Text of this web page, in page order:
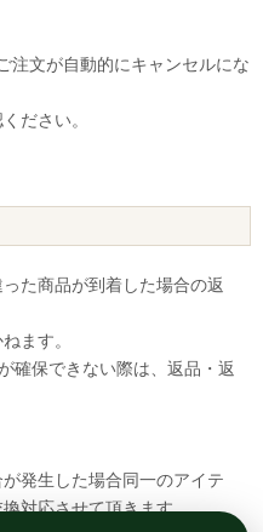
注文が自動的にキャンセルにな
ださい。
た商品が到着した場合の返
ます。
確保できない際は、返品・返
発生した場合同一のアイテ
対応させて頂きます。